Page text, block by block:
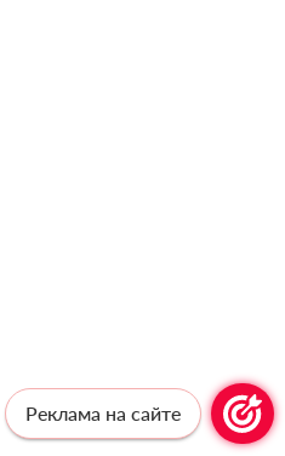
Реклама на сайте